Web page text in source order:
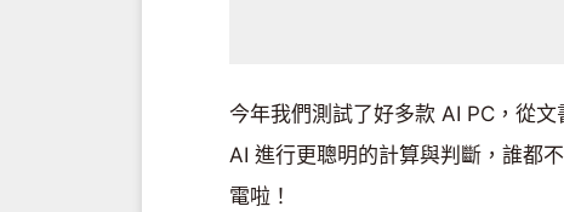
今年我們測試了好多款 AI PC，從
AI 進行更聰明的計算與判斷，誰都
電啦！